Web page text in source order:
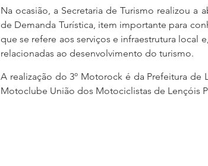
Na ocasião, a Secretaria de Turismo realizou a
de Demanda Turística, item importante para
que se refere aos serviços e infraestrutura local
relacionadas ao desenvolvimento do turismo.
A realização do 3º Motorock é da Prefeitura
Motoclube União dos Motociclistas de Lençóis